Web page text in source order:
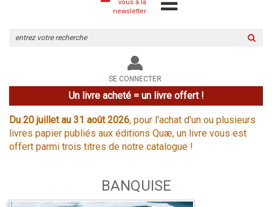
vous à la
newsletter
le
site
SE CONNECTER
Un livre acheté = un livre offert !
Du 20 juillet au 31 août 2026, pour l'achat d'un ou plusieurs
livres papier publiés aux éditions Quæ, un livre vous est
offert parmi trois titres de notre catalogue !
BANQUISE